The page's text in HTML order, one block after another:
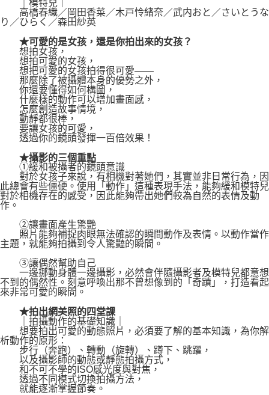
｜模特兒｜
高橋春織／岡田香菜／木戸怜緒奈／武内おと／さいとうな
り／ひらく／森田紗英
★可愛的是女孩，還是你拍出來的女孩？
想拍女孩，
想拍可愛的女孩，
想把可愛的女孩拍得很可愛——
那麼除了被攝體本身的優勢之外，
你還要懂得如何構圖，
什麼樣的動作可以增加畫面感，
怎麼創造故事情境，
動靜都很棒，
要讓女孩的可愛，
透過你的鏡頭發揮一百倍效果！
★攝影的三個重點
①緩和被攝者的鏡頭意識
對於女孩子來說，有相機對著她們，其實並非日常行為，因
此總會有些僵硬。使用「動作」這種表現手法，能夠緩和模特兒
對於相機存在的感受，因此能夠帶出她們較為自然的表情及動
作。
②讓畫面產生驚艷
照片能夠補捉肉眼無法確認的瞬間動作及表情。以動作當作
主題，就能夠拍攝到令人驚豔的瞬間。
③讓偶然幫助自己
一邊挪動身體一邊攝影，必然會伴隨攝影者及模特兒都意想
不到的偶然性。刻意呼喚出那不曾想像到的「奇蹟」，打造看起
來非常可愛的瞬間。
★拍出網美照的四堂課
｜拍攝動作的基礎知識｜
想要拍出可愛的動態照片，必須要了解的基本知識，為你解
析動作的原形：
步行（奔跑）、轉動（旋轉）、蹲下、跳躍，
以及攝影師的動態或靜態拍攝方式，
和不可不學的ISO感光度與對焦，
透過不同模式切換拍攝方法，
就能逐漸掌握節奏。